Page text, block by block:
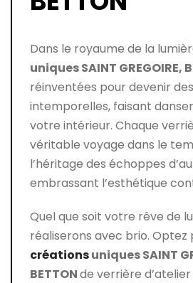
Dans le royaume de la
uniques SAINT GREGOIRE,
réinventées pour devenir
intemporelles, faisant
votre intérieur. Chaque
véritable voyage dans le
l’héritage des échoppes
embrassant l’esthétique
Quel que soit votre rêve de
réaliserons avec brio. Optez
créationsuniques SAINT
BETTONde verrière